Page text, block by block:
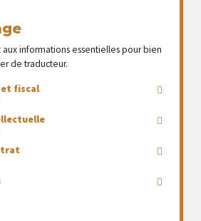
informations essentielles pour bien
de traducteur.
et fiscal